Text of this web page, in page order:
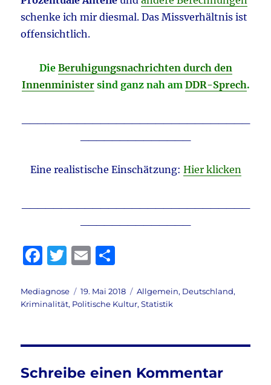
schenke ich mir diesmal. Das Missverhältnis ist
offensichtlich.
Die Beruhigungsnachrichten durch den
Innenministersind ganz nah am DDR-Sprech.
Eine realistische Einschätzung: Hier klicken
F
c
e
o
o
T
it
te
E
ai
l
le
n
Autor
Mediagnose
Veröffentlicht
am
19. Mai 2018 Kategorien
Allgemein, Deutschland,
Kriminalität, Politische Kultur,Statistik
Schreibe einen Kommentar